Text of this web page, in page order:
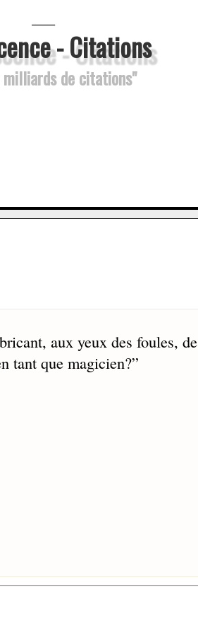
- Citations
de citations"
aux yeux des foules, de
tant que magicien?”